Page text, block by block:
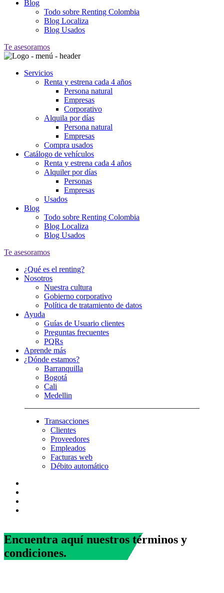
Blog
Todo sobre Renting Colombia
Blog Localiza
Blog Usados
Te asesoramos
Servicios
Renta y estrena cada 4 años
Persona natural
Empresas
Corporativo
Alquila por días
Persona natural
Empresas
Compra usados
Catálogo de vehículos
Renta y estrena cada 4 años
Alquiler por días
Personas
Empresas
Usados
Blog
Todo sobre Renting Colombia
Blog Localiza
Blog Usados
Te asesoramos
¿Qué es el renting?
Nosotros
Nuestra cultura
Gobierno corporativo
Política de tratamiento de datos
Ayuda
Guías de Usuario clientes
Preguntas frecuentes
PQRs
Aprende más
¿Dónde estamos?
Barranquilla
Bogotá
Cali
Medellin
Transacciones
Clientes
Proveedores
Empleados
Facturas web
Débito automático
Encuentra aquí nuestros términos y
condiciones.